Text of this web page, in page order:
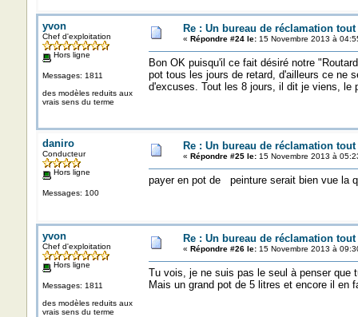
yvon
Chef d'exploitation
Hors ligne
Messages: 1811
des modèles reduits aux
vrais sens du terme
Re : Un bureau de réclamation
« Répondre #24 le:15 Novembre 2013 à
Bon OK puisqu'il ce fait désiré notre
pot tous les jours de retard, d'ailleurs ce ne
d'excuses. Tout les 8 jours, il dit je viens, le
daniro
Conducteur
Hors ligne
Messages: 100
Re : Un bureau de réclamation
« Répondre #25 le:15 Novembre 2013 à
payer en pot de peinture serait bien vue la
yvon
Chef d'exploitation
Hors ligne
Messages: 1811
des modèles reduits aux
vrais sens du terme
Re : Un bureau de réclamation
« Répondre #26 le:15 Novembre 2013 à
Tu vois, je ne suis pas le seul à penser que
Mais un grand pot de 5 litres et encore il en